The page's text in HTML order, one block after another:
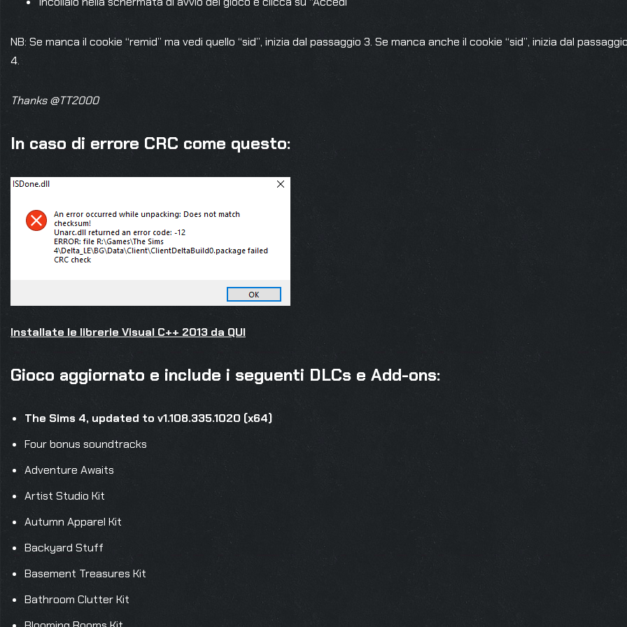
NB: Se manca il cookie “remid” ma vedi quello “sid”, inizia dal passaggio 3. Se manca anche il cookie “sid”, inizia dal
4.
Thanks @TT2000
In caso di errore CRC come questo:
Installate le librerie Visual C++ 2013 da QUI
Gioco aggiornato e include i seguenti DLCs e Add-ons:
The Sims 4, updated to v1.108.335.1020 (x64)
Four bonus soundtracks
Adventure Awaits
Artist Studio Kit
Autumn Apparel Kit
Backyard Stuff
Basement Treasures Kit
Bathroom Clutter Kit